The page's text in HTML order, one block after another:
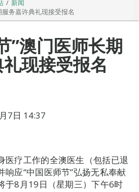
新闻
务嘉许典礼现接受报名
”澳门医师长期
现接受报名
7日 14:37
医疗工作的全澳医生（包括已退
响应“中国医师节”弘扬无私奉献
于8月19日（星期三）下午6时